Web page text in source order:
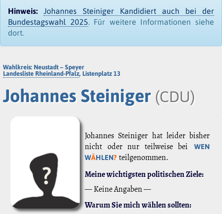
Hinweis:
Johannes Steiniger Kandidiert auch bei der
Bundestagswahl 2025 . Für weitere Informationen siehe
dort.
Wahlkreis: Neustadt – Speyer
Landesliste Rheinland-Pfalz, Listenplatz 13
Johannes Steiniger (CDU)
Johannes Steiniger hat leider bisher
nicht oder nur teilweise bei
WEN
WÄHLEN? teilgenommen.
Meine wichtigsten politischen Ziele:
— Keine Angaben —
Warum Sie mich wählen sollten: